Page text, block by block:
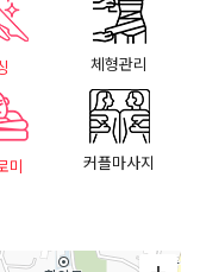
체형관리
미 커플마사지